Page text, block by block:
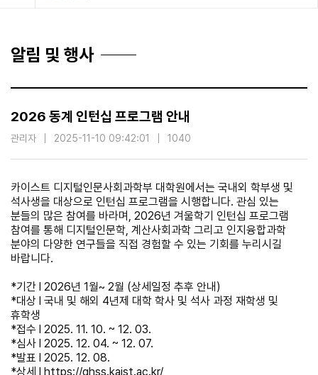
알림 및 행사
2026 동계 인턴십 프로그램 안내
관리자 2025-11-10 09:42:01 1040
카이스트 디지털인문사회과학부 대학원에서는 국내외 학부생 및
석사생을 대상으로 인턴십 프로그램을 시행합니다. 관심 있는
분들의 많은 참여를 바라며, 2026년 겨울학기 인턴십 프로그램
참여를 통해 디지털인문학, 계산사회과학 그리고 인지융합과학
분야의 다양한 연구들을 직접 경험할 수 있는 기회를 누리시길
바랍니다.
*기간 l 2026년 1월~ 2월 (상세일정 추후 안내)
*대상 l 국내 및 해외 4년제 대학 학사 및 석사 과정 재학생 및
휴학생
*접수 l 2025. 11. 10. ~ 12. 03.
*심사 l 2025. 12. 04. ~ 12. 07.
*발표 l 2025. 12. 08.
*상세 l https://ghss.kaist.ac.kr/